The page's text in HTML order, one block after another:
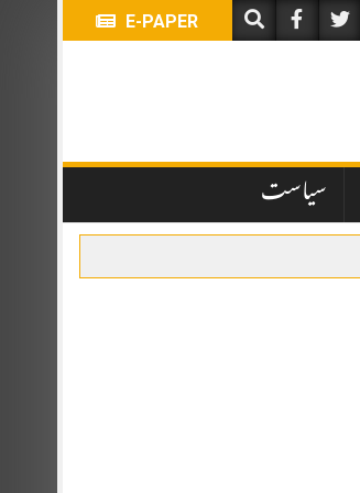
E-PAPER
سیاست